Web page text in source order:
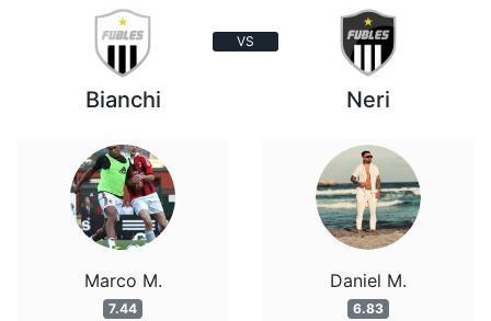
VS
Bianchi
Marco M.
7.44
Neri
Daniel M.
6.83